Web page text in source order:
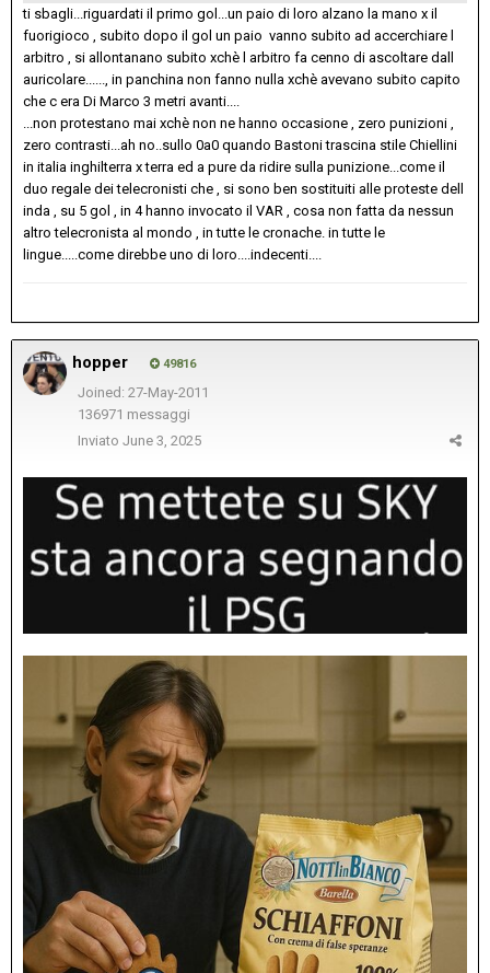
ti sbagli...riguardati il primo gol...un paio di loro alzano la mano x il
fuorigioco , subito dopo il gol un paio vanno subito ad accerchiare l
arbitro , si allontanano subito xchè l arbitro fa cenno di ascoltare dall
auricolare......, in panchina non fanno nulla xchè avevano subito capito
che c era Di Marco 3 metri avanti....
...non protestano mai xchè non ne hanno occasione , zero punizioni ,
zero contrasti...ah no..sullo 0a0 quando Bastoni trascina stile Chiellini
in italia inghilterra x terra ed a pure da ridire sulla punizione...come il
duo regale dei telecronisti che , si sono ben sostituiti alle proteste dell
inda , su 5 gol , in 4 hanno invocato il VAR , cosa non fatta da nessun
altro telecronista al mondo , in tutte le cronache. in tutte le
lingue.....come direbbe uno di loro....indecenti....
hopper 49816
Joined: 27-May-2011
136971 messaggi
Inviato June 3, 2025